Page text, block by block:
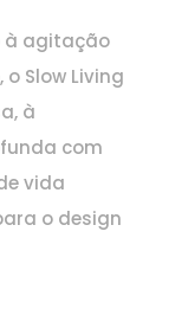
à agitação
Slow Living
à
com
vida
o design